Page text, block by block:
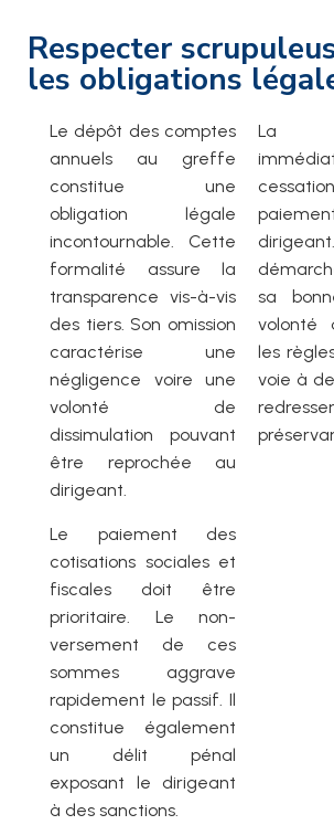
Respecter
les obligations
Le dépôt des comptes
annuels au greffe
constitue une
obligation légale
incontournable. Cette
formalité assure la
transparence vis-à-vis
des tiers. Son omission
caractérise une
négligence voire une
volonté de
dissimulation pouvant
être reprochée au
dirigeant.
Le paiement des
cotisations sociales et
fiscales doit être
prioritaire. Le non-
versement de ces
sommes aggrave
rapidement le passif. Il
constitue également
un délit pénal
exposant le dirigeant
à des sanctions.
La
sa
volonté
les
voie à